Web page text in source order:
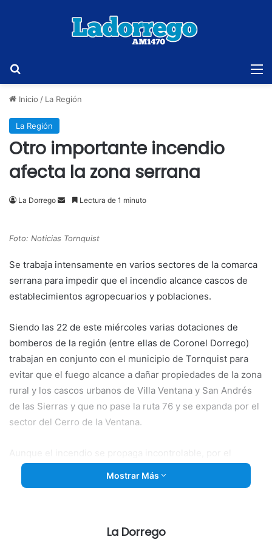
Inicio / La Región
La Región
Otro importante incendio
afecta la zona serrana
La Dorrego
SendLectura de 1 minuto
Foto: Noticias Tornquist
Se trabaja intensamente en varios sectores de la comarca
serrana para impedir que el incendio alcance cascos de
establecimientos agropecuarios y poblaciones.
Siendo las 22 de este miércoles varias dotaciones de
bomberos de la región (entre ellas de Coronel Dorrego)
trabajan en conjunto con el municipio de Tornquist para
evitar que el fuego alcance a dañar propiedades de la zona
rural y los cascos urbanos de Villa Ventana y San Andrés
de las Sierras y que no pase la ruta 76 y se expanda por el
sector del Cerro de la Ventana.
momento no existen riesgos para los sectores urbanos.
Napostá y Tres Picos, de un lado y otro del gran cordón
Mostrar Más
La Dorrego